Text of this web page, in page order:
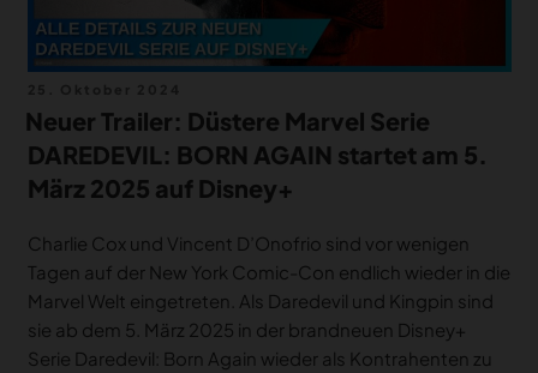
am
Neuer Trailer: Düstere Marvel Serie
DAREDEVIL: BORN AGAIN startet am 5.
März 2025 auf Disney+
Charlie Cox und Vincent D’Onofrio sind vor wenigen
Tagen auf der New York Comic-Con endlich wieder in die
Marvel Welt eingetreten. Als Daredevil und Kingpin sind
sie ab dem 5. März 2025 in der brandneuen Disney+
Serie Daredevil: Born Again wieder als Kontrahenten zu